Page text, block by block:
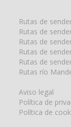
Rutas de
Rutas de
Rutas de
Rutas de
Rutas de
Rutas río
Aviso legal
Política de
Política de